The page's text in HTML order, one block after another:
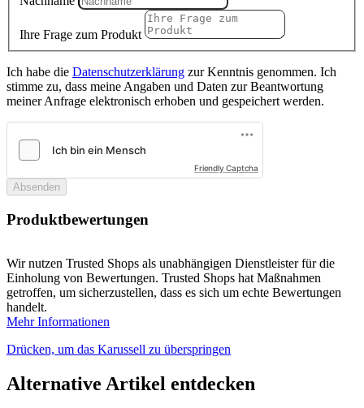
Ihre Frage zum Produkt
Ich habe die Datenschutzerklärung zur Kenntnis genommen. Ich
stimme zu, dass meine Angaben und Daten zur Beantwortung
meiner Anfrage elektronisch erhoben und gespeichert werden.
Friendly Captcha
Absenden
Produktbewertungen
Wir nutzen Trusted Shops als unabhängigen Dienstleister für die
Einholung von Bewertungen. Trusted Shops hat Maßnahmen
getroffen, um sicherzustellen, dass es sich um echte Bewertungen
handelt.
Mehr Informationen
Drücken, um das Karussell zu überspringen
Alternative Artikel entdecken